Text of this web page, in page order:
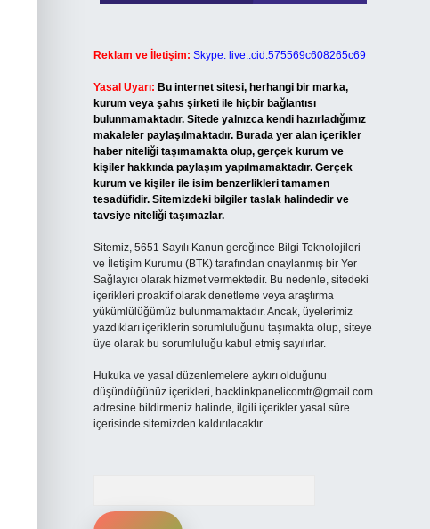
Reklam ve İletişim: Skype: live:.cid.575569c608265c69
Yasal Uyarı: Bu internet sitesi, herhangi bir marka,
kurum veya şahıs şirketi ile hiçbir bağlantısı
bulunmamaktadır. Sitede yalnızca kendi hazırladığımız
makaleler paylaşılmaktadır. Burada yer alan içerikler
haber niteliği taşımamakta olup, gerçek kurum ve
kişiler hakkında paylaşım yapılmamaktadır. Gerçek
kurum ve kişiler ile isim benzerlikleri tamamen
tesadüfidir. Sitemizdeki bilgiler taslak halindedir ve
tavsiye niteliği taşımazlar.
Sitemiz, 5651 Sayılı Kanun gereğince Bilgi Teknolojileri
ve İletişim Kurumu (BTK) tarafından onaylanmış bir Yer
Sağlayıcı olarak hizmet vermektedir. Bu nedenle, sitedeki
içerikleri proaktif olarak denetleme veya araştırma
yükümlülüğümüz bulunmamaktadır. Ancak, üyelerimiz
yazdıkları içeriklerin sorumluluğunu taşımakta olup, siteye
üye olarak bu sorumluluğu kabul etmiş sayılırlar.
Hukuka ve yasal düzenlemelere aykırı olduğunu
düşündüğünüz içerikleri, backlinkpanelicomtr@gmail.com
adresine bildirmeniz halinde, ilgili içerikler yasal süre
içerisinde sitemizden kaldırılacaktır.